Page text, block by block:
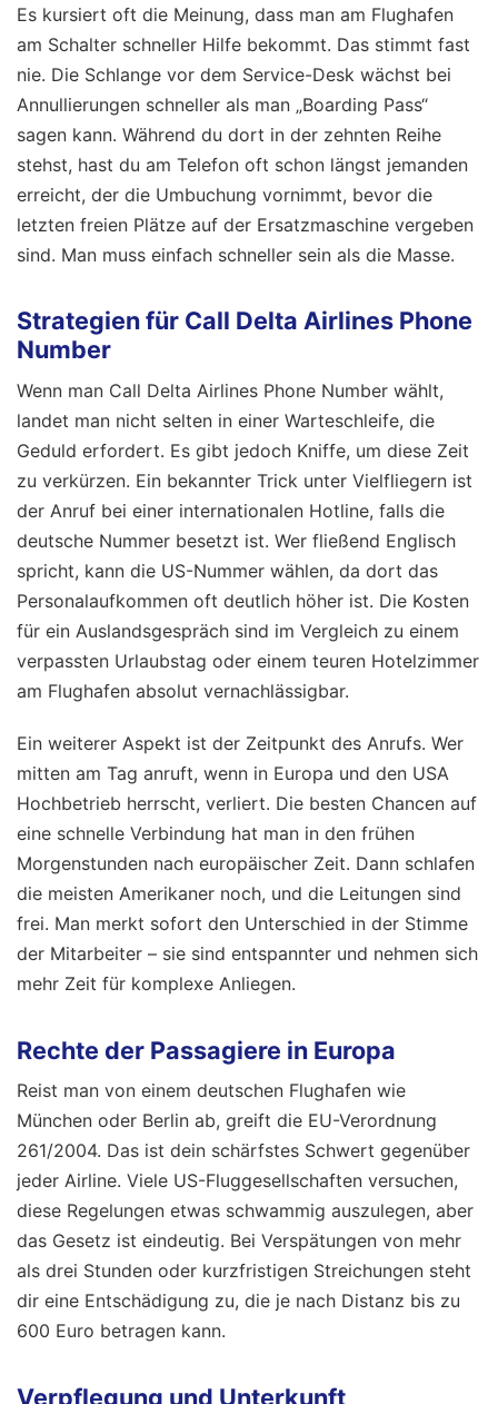
Es kursiert oft die Meinung, dass man am Flughafen
am Schalter schneller Hilfe bekommt. Das stimmt fast
nie. Die Schlange vor dem Service-Desk wächst bei
Annullierungen schneller als man „Boarding Pass“
sagen kann. Während du dort in der zehnten Reihe
stehst, hast du am Telefon oft schon längst jemanden
erreicht, der die Umbuchung vornimmt, bevor die
letzten freien Plätze auf der Ersatzmaschine vergeben
sind. Man muss einfach schneller sein als die Masse.
Strategien für Call Delta Airlines Phone
Number
Wenn man Call Delta Airlines Phone Number wählt,
landet man nicht selten in einer Warteschleife, die
Geduld erfordert. Es gibt jedoch Kniffe, um diese Zeit
zu verkürzen. Ein bekannter Trick unter Vielfliegern ist
der Anruf bei einer internationalen Hotline, falls die
deutsche Nummer besetzt ist. Wer fließend Englisch
spricht, kann die US-Nummer wählen, da dort das
Personalaufkommen oft deutlich höher ist. Die Kosten
für ein Auslandsgespräch sind im Vergleich zu einem
verpassten Urlaubstag oder einem teuren Hotelzimmer
am Flughafen absolut vernachlässigbar.
Ein weiterer Aspekt ist der Zeitpunkt des Anrufs. Wer
mitten am Tag anruft, wenn in Europa und den USA
Hochbetrieb herrscht, verliert. Die besten Chancen auf
eine schnelle Verbindung hat man in den frühen
Morgenstunden nach europäischer Zeit. Dann schlafen
die meisten Amerikaner noch, und die Leitungen sind
frei. Man merkt sofort den Unterschied in der Stimme
der Mitarbeiter – sie sind entspannter und nehmen sich
mehr Zeit für komplexe Anliegen.
Rechte der Passagiere in Europa
Reist man von einem deutschen Flughafen wie
München oder Berlin ab, greift die EU-Verordnung
261/2004. Das ist dein schärfstes Schwert gegenüber
jeder Airline. Viele US-Fluggesellschaften versuchen,
diese Regelungen etwas schwammig auszulegen, aber
das Gesetz ist eindeutig. Bei Verspätungen von mehr
als drei Stunden oder kurzfristigen Streichungen steht
dir eine Entschädigung zu, die je nach Distanz bis zu
600 Euro betragen kann.
Verpflegung und Unterkunft